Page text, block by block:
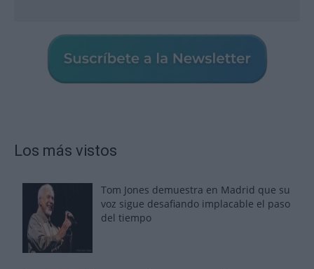
Los más vistos
Tom Jones demuestra en Madrid que su
voz sigue desafiando implacable el paso
del tiempo